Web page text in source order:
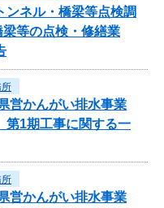
ネル・橋梁等点検調
等の点検・修繕業
営かんがい排水事業
1期工事に関する一
営かんがい排水事業